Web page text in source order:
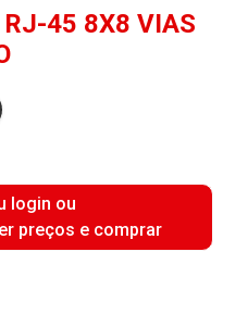
45 8X8 VIAS
login ou
preços e comprar